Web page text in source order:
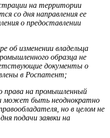
на территории
со дня направле­ния ее
о предоставлении
об изменении владельца
об­разца не
документы о
в Роспатент;
права на промышленный
может быть не­однократно
но в целом не
подачи заявки на